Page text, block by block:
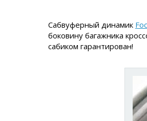
Сабвуферный динамик
боковину багажника
сабиком гарантирован!